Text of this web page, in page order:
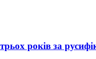
років за